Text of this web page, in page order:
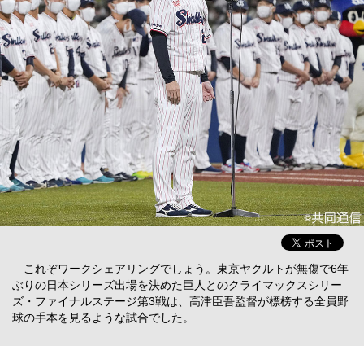
これぞワークシェアリングでしょう。東京ヤクルトが無傷で6年
ぶりの日本シリーズ出場を決めた巨人とのクライマックスシリー
ズ・ファイナルステージ第3戦は、高津臣吾監督が標榜する全員野
球の手本を見るような試合でした。